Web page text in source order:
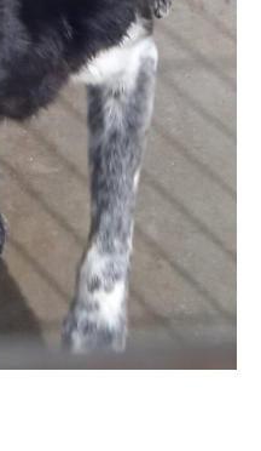
Recogida de gatos
Contacto